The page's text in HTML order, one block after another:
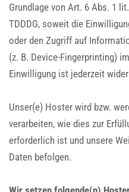
Grundlage von Art. 6 Abs. 1
TDDDG, soweit die
oder den Zugriff auf
(z. B. Device-Fingerprinting)
Einwilligung ist jederzeit
Unser(e) Hoster wird bzw.
verarbeiten, wie dies zur
erforderlich ist und unsere
Daten befolgen.